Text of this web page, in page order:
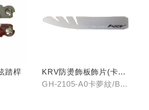
踏桿
KRV防燙飾板飾片(卡夢
紋/金屬髮絲)
GH-2105-A0卡夢紋/B0